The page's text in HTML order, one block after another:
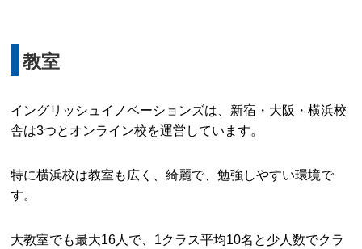
教室
イングリッシュイノベーションズは、新宿・大阪・横浜校
舎は3つとオンライン校を運営しています。
特に横浜校は教室も広く、綺麗で、勉強しやすい環境で
す。
大教室でも最大16人で、1クラス平均10名と少人数でクラ